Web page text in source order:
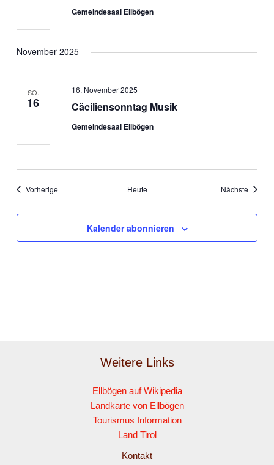
Gemeindesaal Ellbögen
November 2025
SO.
16 Cäciliensonntag Musik
16. November 2025
Gemeindesaal Ellbögen
Vorherige Heute Nächste
Kalender abonnieren
Weitere Links
Ellbögen auf Wikipedia
Landkarte von Ellbögen
Tourismus Information
Land Tirol
Kontakt